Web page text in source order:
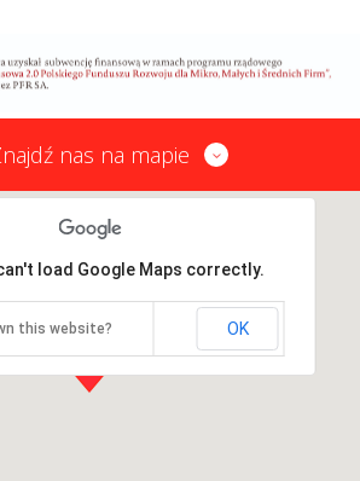
nas na mapie
load Google Maps correctly.
this website? OK